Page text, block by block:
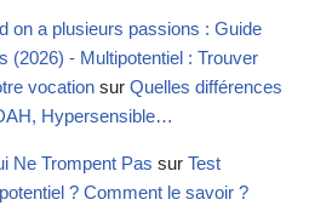
on a plusieurs passions : Guide
(2026) - Multipotentiel : Trouver
vocation sur Quelles différences
Hypersensible…
Ne Trompent Pas sur Test
? Comment le savoir ?